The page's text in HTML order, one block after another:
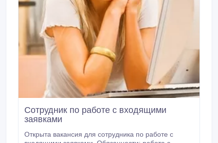
Сотрудник по работе с входящими
заявками
Открыта вакансия для сотрудника по работе с